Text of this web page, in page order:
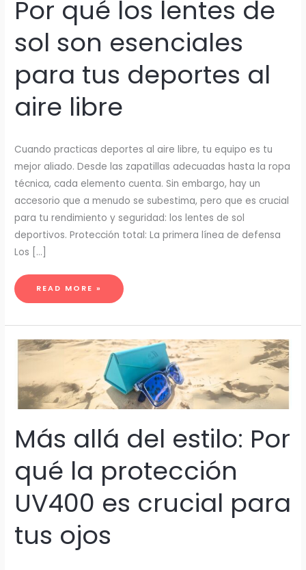
Por qué los lentes de
sol son esenciales
para tus deportes al
aire libre
Cuando practicas deportes al aire libre, tu equipo es tu
mejor aliado. Desde las zapatillas adecuadas hasta la ropa
técnica, cada elemento cuenta. Sin embargo, hay un
accesorio que a menudo se subestima, pero que es crucial
para tu rendimiento y seguridad: los lentes de sol
deportivos. Protección total: La primera línea de defensa
Los […]
POR
LOS
SON
PARA
TUS
DEPORTES
READ MORE »
Más allá del estilo: Por
qué la protección
UV400 es crucial para
tus ojos